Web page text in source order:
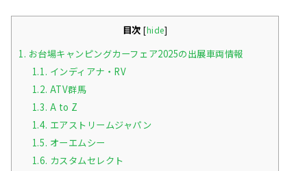
目次 [hide]
1. お台場キャンピングカーフェア2025の出展車両情報
1.1. インディアナ・RV
1.2. ATV群馬
1.3. A to Z
1.4. エアストリームジャパン
1.5. オーエムシー
1.6. カスタムセレクト